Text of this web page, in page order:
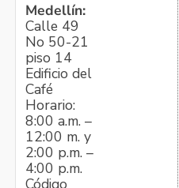
Medellín:
Calle 49
No 50-21
piso 14
Edificio del
Café
Horario:
8:00 a.m. –
12:00 m. y
2:00 p.m. –
4:00 p.m.